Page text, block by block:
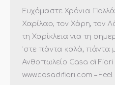
Ευχόμαστε Χρόνια
Χαρίλαο, τον Χάρη, τον
τη Χαρίκλεια για τη
‘στε πάντα καλά, πάντα
Ανθοπωλείο Casa di
www.casadifiori.com – Feel